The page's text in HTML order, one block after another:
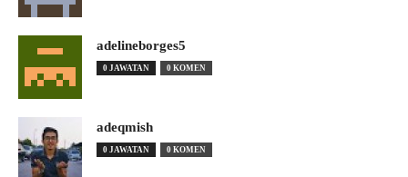
adelineborges5
0 JAWATAN 0 KOMEN
adeqmish
0 JAWATAN 0 KOMEN